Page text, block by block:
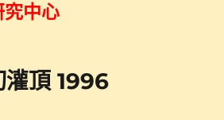
究中心
灌頂 1996